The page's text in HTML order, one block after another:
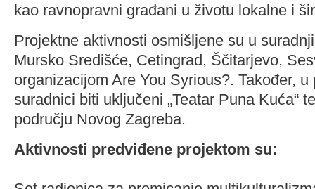
kao ravnopravni građani u životu lokalne i
Projektne aktivnosti osmišljene su u
Mursko Središće, Cetingrad, Ščitarjevo,
organizacijom Are You Syrious?. Također,
suradnici biti uključeni „Teatar Puna Kuća“
području Novog Zagreba.
Aktivnosti predviđene projektom su: